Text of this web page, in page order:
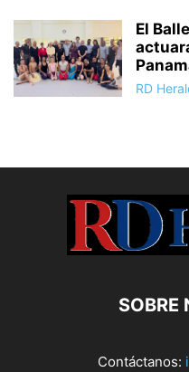
El
RD
SOBRE
Contáctanos: